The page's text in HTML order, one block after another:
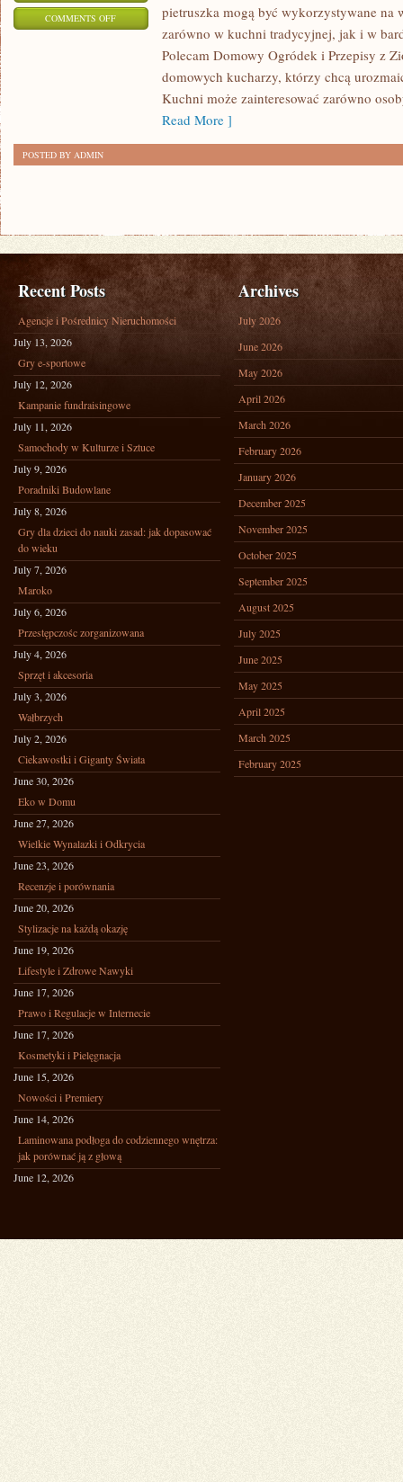
COMMENTS OFFON
pietruszka mogą być wykorzystywane na
zarówno w kuchni tradycyjnej, jak i w
Polecam Domowy Ogródek i Przepisy z
domowych kucharzy, którzy chcą
Kuchni może zainteresować zarówno
Read More ]
POSTED BY ADMIN
Recent Posts
Agencje i Pośrednicy Nieruchomości
July 13, 2026
Gry e-sportowe
July 12, 2026
Kampanie fundraisingowe
July 11, 2026
Samochody w Kulturze i Sztuce
July 9, 2026
Poradniki Budowlane
July 8, 2026
Gry dla dzieci do nauki zasad: jak dopasować
do wieku
July 7, 2026
Maroko
July 6, 2026
Przestępczośc zorganizowana
July 4, 2026
Sprzęt i akcesoria
July 3, 2026
Wałbrzych
July 2, 2026
Ciekawostki i Giganty Świata
June 30, 2026
Eko w Domu
June 27, 2026
Wielkie Wynalazki i Odkrycia
June 23, 2026
Recenzje i porównania
June 20, 2026
Stylizacje na każdą okazję
June 19, 2026
Lifestyle i Zdrowe Nawyki
June 17, 2026
Prawo i Regulacje w Internecie
June 17, 2026
Kosmetyki i Pielęgnacja
June 15, 2026
Nowości i Premiery
June 14, 2026
Laminowana podłoga do codziennego wnętrza:
jak porównać ją z głową
June 12, 2026
Archives
July 2026
June 2026
May 2026
April 2026
March 2026
February 2026
January 2026
December 2025
November 2025
October 2025
September 2025
August 2025
July 2025
June 2025
May 2025
April 2025
March 2025
February 2025